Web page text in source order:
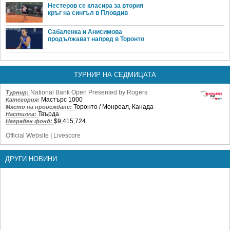
Нестеров се класира за втория
кръг на сингъл в Пловдив
Сабаленка и Анисимова
продължават напред в Торонто
ТУРНИР НА СЕДМИЦАТА
Турнир: National Bank Open Presented by Rogers
Категория: Мастърс 1000
Място на провеждане: Торонто / Монреал, Канада
Настилка: Твърда
Награден фонд: $9,415,724
Official Website | Livescore
ДРУГИ НОВИНИ